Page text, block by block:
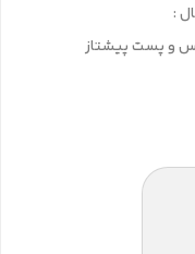
:
و پست پیشتاز